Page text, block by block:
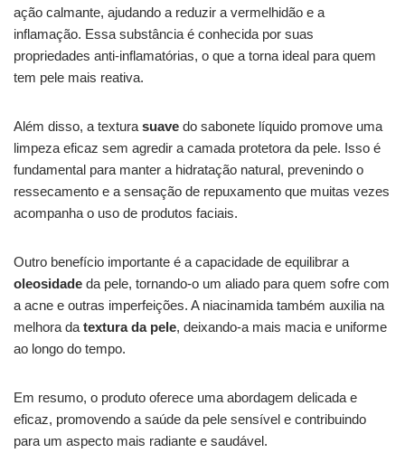
ação calmante, ajudando a reduzir a vermelhidão e a
inflamação. Essa substância é conhecida por suas
propriedades anti-inflamatórias, o que a torna ideal para quem
tem pele mais reativa.
Além disso, a textura suave do sabonete líquido promove uma
limpeza eficaz sem agredir a camada protetora da pele. Isso é
fundamental para manter a hidratação natural, prevenindo o
ressecamento e a sensação de repuxamento que muitas vezes
acompanha o uso de produtos faciais.
Outro benefício importante é a capacidade de equilibrar a
oleosidade da pele, tornando-o um aliado para quem sofre com
a acne e outras imperfeições. A niacinamida também auxilia na
melhora da textura da pele, deixando-a mais macia e uniforme
ao longo do tempo.
Em resumo, o produto oferece uma abordagem delicada e
eficaz, promovendo a saúde da pele sensível e contribuindo
para um aspecto mais radiante e saudável.